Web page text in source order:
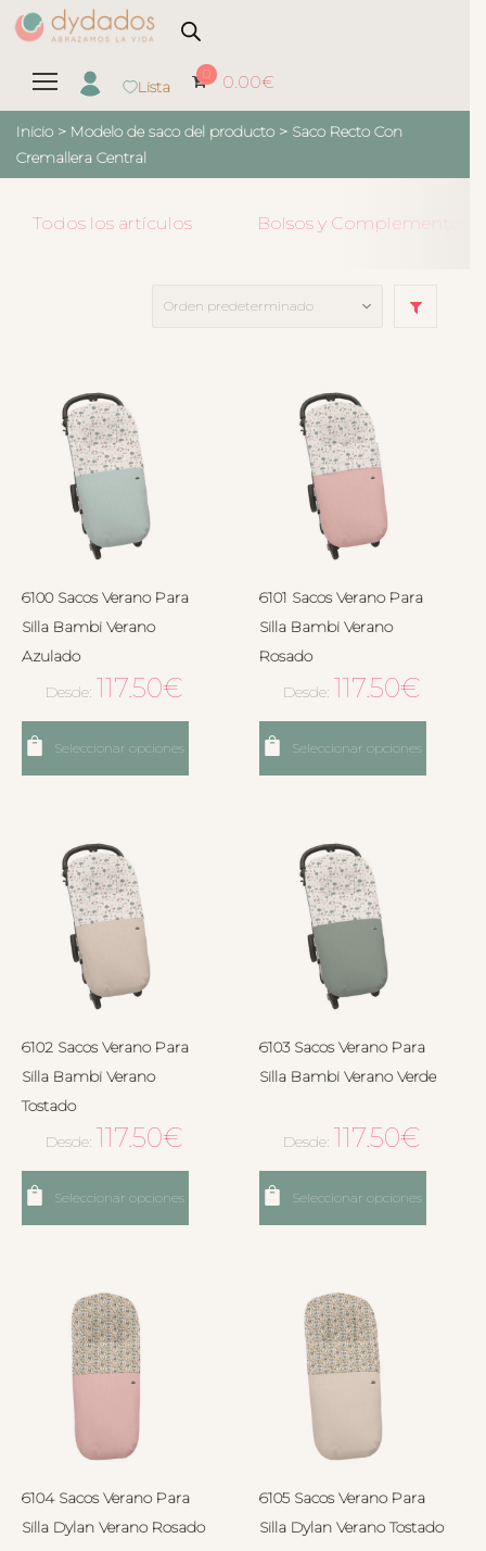
Lista
0 0.00€
Inicio > Modelo de saco del producto > Saco Recto Con
Cremallera Central
Todos los artículos Bolsos y Complementos
6100 Sacos Verano Para
Silla Bambi Verano
Azulado
Desde: 117.50€
Seleccionar opciones
6101 Sacos Verano Para
Silla Bambi Verano
Rosado
Desde: 117.50€
Seleccionar opciones
6102 Sacos Verano Para
Silla Bambi Verano
Tostado
Desde: 117.50€
Seleccionar opciones
6103 Sacos Verano Para
Silla Bambi Verano Verde
Desde: 117.50€
Seleccionar opciones
6104 Sacos Verano Para
Silla Dylan Verano Rosado
6105 Sacos Verano Para
Silla Dylan Verano Tostado